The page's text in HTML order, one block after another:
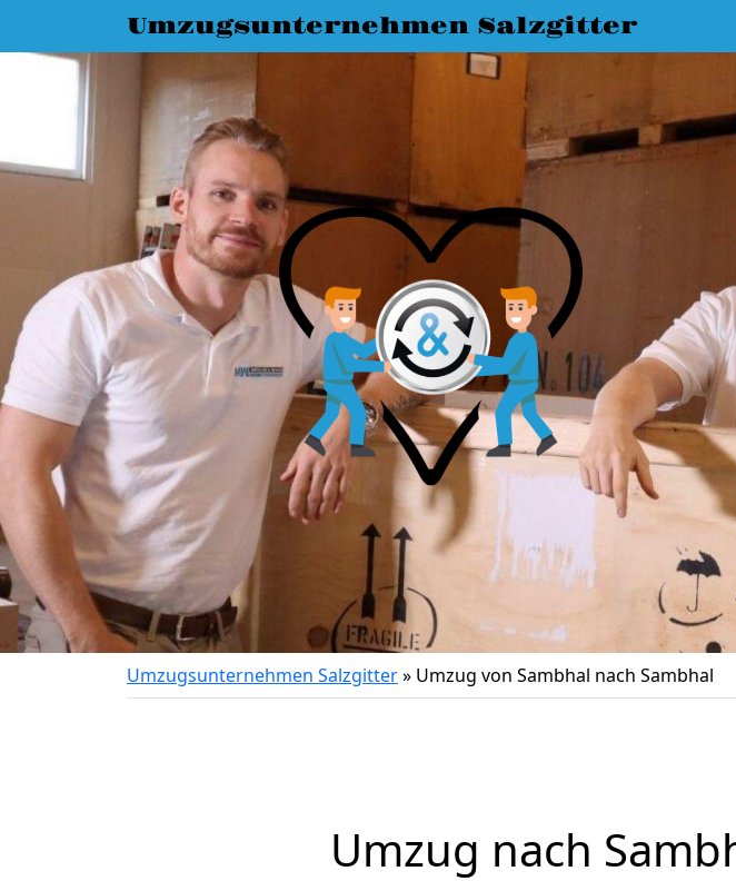
Umzugsunternehmen Salzgitter
Umzugsunternehmen Salzgitter» Umzug von Sambhal nach Sambhal
Umzug nach